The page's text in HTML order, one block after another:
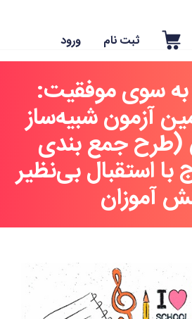
ثبت نام
سوی موفقیت:
آزمون شبیه‌ساز
جمع بندی
استقبال بی‌نظیر
آموزان